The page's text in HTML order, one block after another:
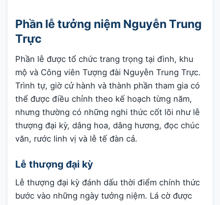
Phần lễ tưởng niệm Nguyễn Trung
Trực
Phần lễ được tổ chức trang trọng tại đình, khu
mộ và Công viên Tượng đài Nguyễn Trung Trực.
Trình tự, giờ cử hành và thành phần tham gia có
thể được điều chỉnh theo kế hoạch từng năm,
nhưng thường có những nghi thức cốt lõi như lễ
thượng đại kỳ, dâng hoa, dâng hương, đọc chúc
văn, rước linh vị và lễ tế đàn cả.
Lễ thượng đại kỳ
Lễ thượng đại kỳ đánh dấu thời điểm chính thức
bước vào những ngày tưởng niệm. Lá cờ được